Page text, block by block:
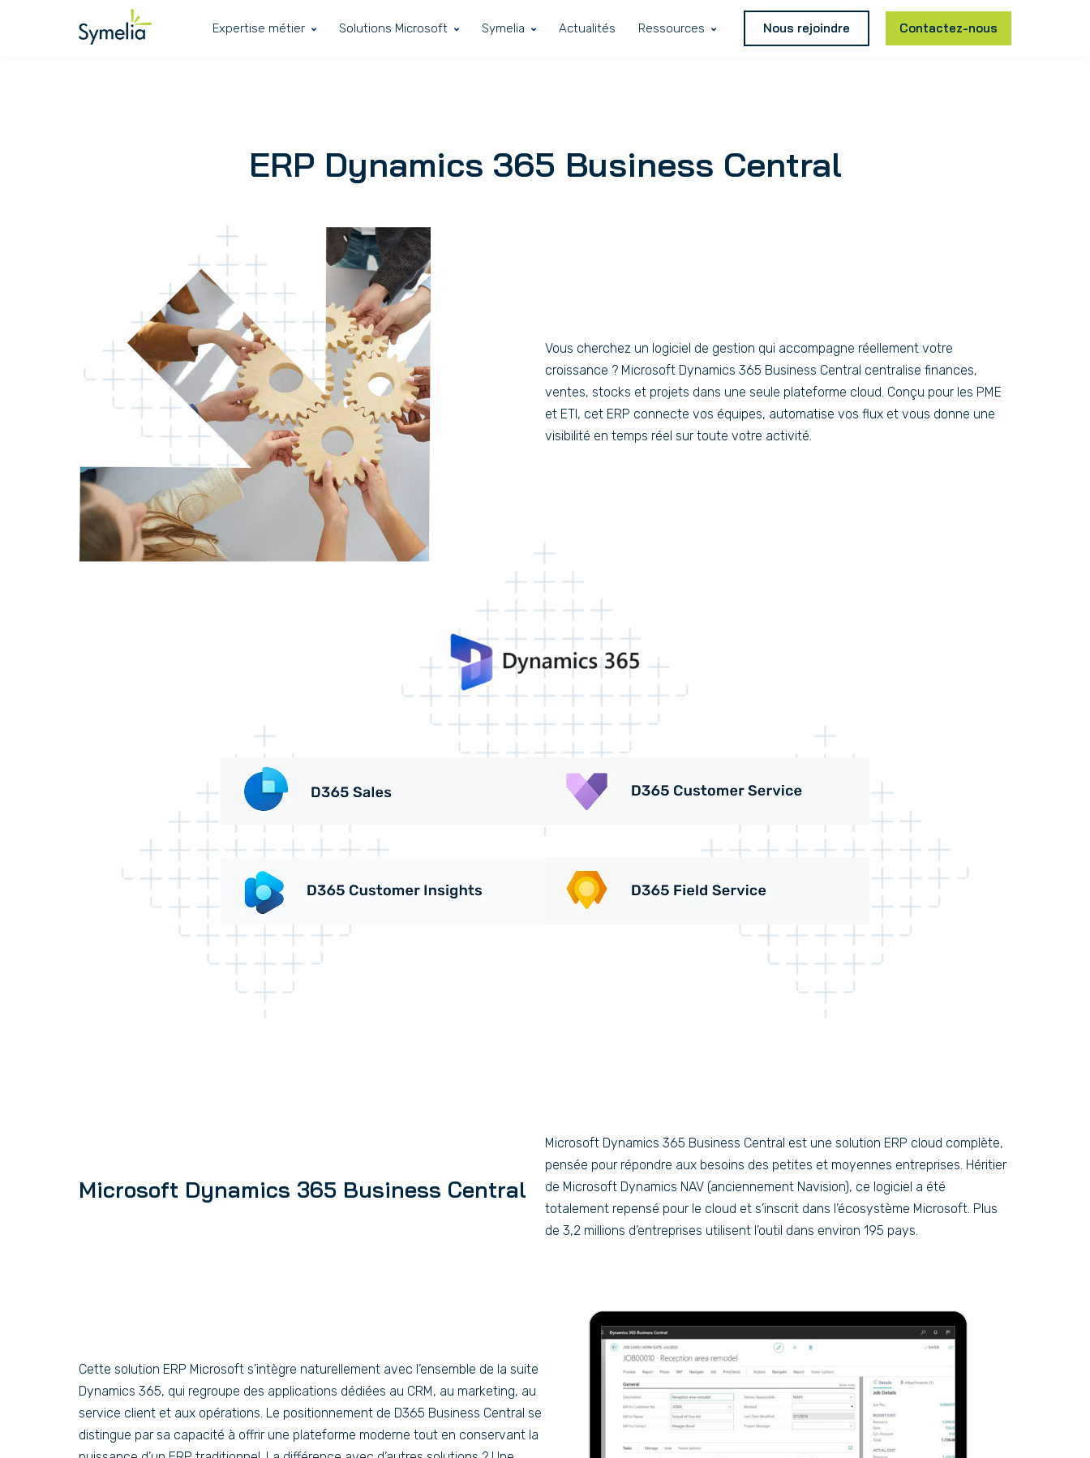
Expertise métier Solutions Microsoft Symelia Actualités Ressources Nous rejoindre Contactez-nous
ERP Dynamics 365 Business Central
Vous cherchez un logiciel de gestion qui accompagne réellement votre
croissance ? Microsoft Dynamics 365 Business Central centralise finances,
ventes, stocks et projets dans une seule plateforme cloud. Conçu pour les PME
et ETI, cet ERP connecte vos équipes, automatise vos flux et vous donne une
visibilité en temps réel sur toute votre activité.
Microsoft Dynamics 365 Business Central
Microsoft Dynamics 365 Business Central est une solution ERP cloud complète,
pensée pour répondre aux besoins des petites et moyennes entreprises. Héritier
de Microsoft Dynamics NAV (anciennement Navision), ce logiciel a été
totalement repensé pour le cloud et s’inscrit dans l’écosystème Microsoft. Plus
de 3,2 millions d’entreprises utilisent l’outil dans environ 195 pays.
Cette solution ERP Microsoft s’intègre naturellement avec l’ensemble de la suite
Dynamics 365, qui regroupe des applications dédiées au CRM, au marketing, au
service client et aux opérations. Le positionnement de D365 Business Central se
distingue par sa capacité à offrir une plateforme moderne tout en conservant la